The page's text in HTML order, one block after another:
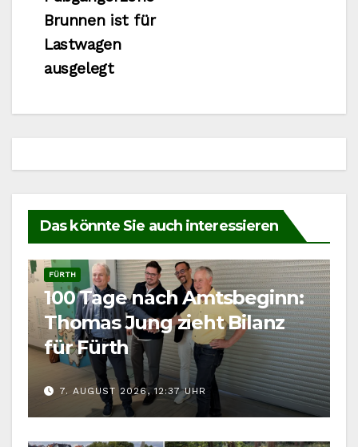
Brunnen ist für
Lastwagen
ausgelegt
Das könnte Sie auch interessieren
FÜRTH
100 Tage nach Amtsbeginn:
Thomas Jung zieht Bilanz
für Fürth
7. AUGUST 2026, 12:37 UHR